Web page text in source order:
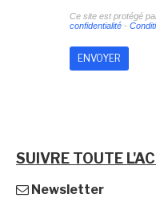
Ce site est protégé
confidentialité-
SUIVRE TOUTE
Newsletter